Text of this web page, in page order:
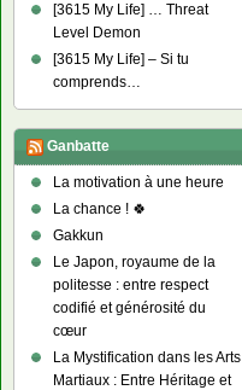
[3615 My Life] … Threat
Level Demon
[3615 My Life] – Si tu
comprends…
Ganbatte
La motivation à une heure
La chance ! 🍀
Gakkun
Le Japon, royaume de la
politesse : entre respect
codifié et générosité du
cœur
La Mystification dans les Arts
Martiaux : Entre Héritage et